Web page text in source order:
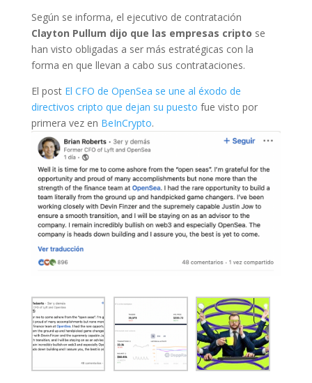
Según se informa, el ejecutivo de contratación
Clayton Pullum dijo que las empresas cripto se
han visto obligadas a ser más estratégicas con la
forma en que llevan a cabo sus contrataciones.
El post El CFO de OpenSea se une al éxodo de
directivos cripto que dejan su puesto fue visto por
primera vez en BeInCrypto.